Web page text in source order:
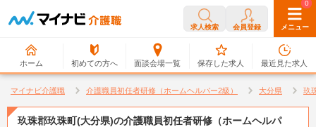
求人検索 会員登録 メニュー
ホーム 初めての方へ 面談会場一覧
0
保存した求人
0
最近見た求人
マイナビ介護職 介護職員初任者研修（ホームヘルパー2級） 大分県 玖
玖珠郡玖珠町(大分県)の介護職員初任者研修（ホームヘルパ